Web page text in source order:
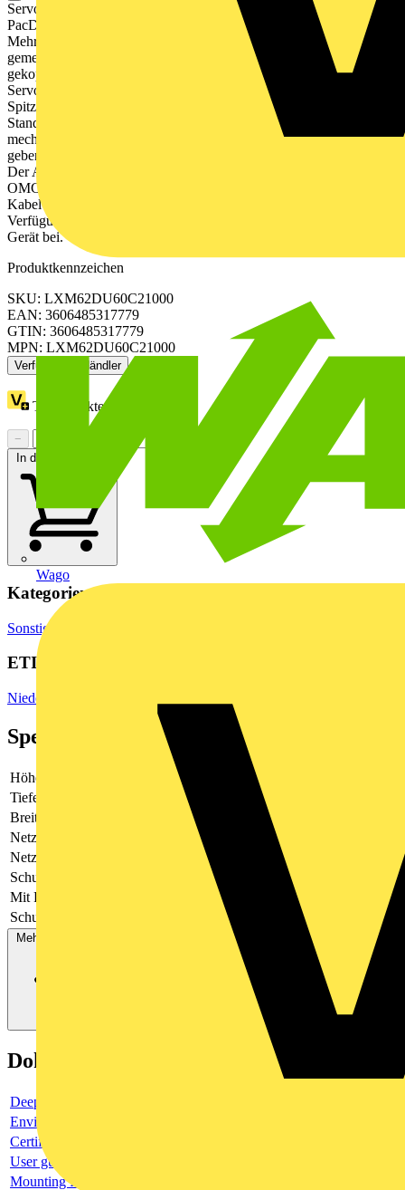
Wago
Servoantrieb Lexium 62 für die motion-basierte Automatisierung mit
PacDrive 3 für flexible Antriebsarchitekturen in
Mehrachsensystemen. Dabei werden die Servoregler an eine
gemeinsame Versorgung angesteckt und frontseitig per Bus
gekoppelt. Diese Servoantrieb ist als Einzelantrieb für einen
Servomotor konzipiert. Der Nennstrom beträgt 2 A, der
Spitzenstrom 6 A und die Nennleistung 0,95 kW. In der Ausführung
Standard sind die adaptiven Drehmomentbegrenung, der
mechanischen Überlastschutz, die gelöste Bremsenkontrolle und die
geberlosen Geschwindigkeitsregelung mit BMP-Motoren integriert.
Der Anschluss von SH3-Servomotoren mit DSL-Encoder ist mit
OMC (One-Motor-Cable) als auch mit SinCos-Encoder über 2
Kabel möglich. Die Sicherheitsfunktion STO wird als Eingang zur
Verfügung gestellt. Entsprechendes Anschlusszubehör liegt dem
Gerät bei.
Produktkennzeichen
SKU: LXM62DU60C21000
EAN: 3606485317779
GTIN: 3606485317779
MPN: LXM62DU60C21000
Verfügbar: 2 Händler
Treuepunkte:
−
In den Warenkorb
Kategorien
Sonstiges
ETIM Group
Niederspannungsschaltgeräte
Spezifikationen
Höhe
Tiefe
Breite
Netzfrequenz
Netzspannung
Schutzart (IP)
Mit PC-Anschluss
Schutzart (NEMA)
Mehr anzeigen
Dokumente
Deeplink product page
Environmental compliance declaration
Certificate
User guide
Mounting Instruction